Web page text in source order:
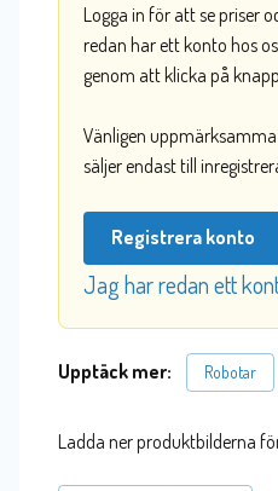
Logga in för att se priser
redan har ett konto hos
genom att klicka på
Vänligen
säljer endast till
Registrera konto
Jag har redan ett
Upptäck mer: Robotar
Ladda ner produktbilderna